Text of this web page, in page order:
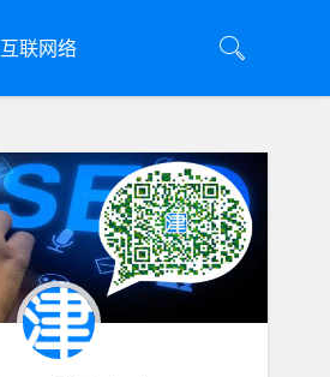
互联网络